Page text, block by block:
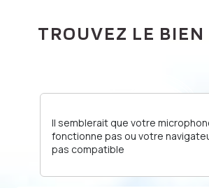
TROUVEZ LE
Il semblerait que votre
fonctionne pas ou votre
pas compatible